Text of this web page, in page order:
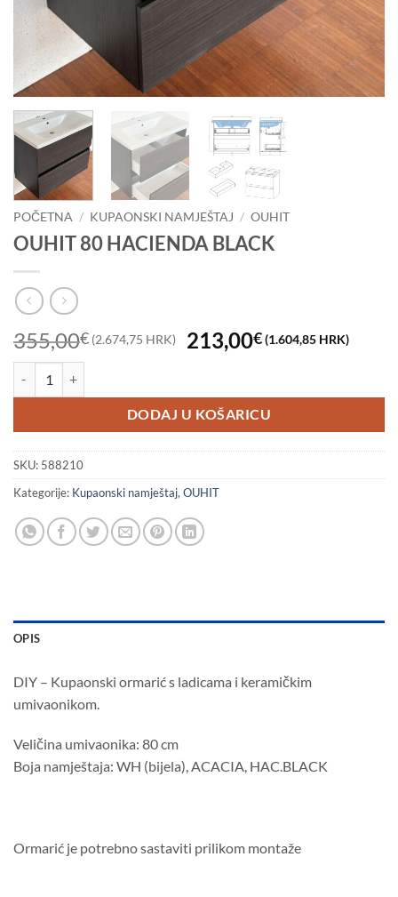
POČETNA / KUPAONSKI NAMJEŠTAJ / OUHIT
OUHIT 80 HACIENDA BLACK
355,00€ (2.674,75 HRK)
Izvorna
cijena
je:
355,00€
(2.674,75
213,00€(1.604,85 HRK)
DODAJ U KOŠARICU
SKU: 588210
Kategorije: Kupaonski namještaj, OUHIT
OPIS
DIY – Kupaonski ormarić s ladicama i keramičkim
umivaonikom.
Veličina umivaonika: 80 cm
Boja namještaja: WH (bijela), ACACIA, HAC.BLACK
Ormarić je potrebno sastaviti prilikom montaže